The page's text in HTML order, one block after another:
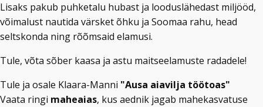
Lisaks pakub puhketalu hubast ja looduslähedast miljööd,
võimalust nautida värsket õhku ja Soomaa rahu, head
seltskonda ning rõõmsaid elamusi.
Tule, võta sõber kaasa ja astu maitseelamuste radadele!
Tule ja osale Klaara-Manni "Ausa aiavilja töötoas"
Vaata ringi maheaias, kus aednik jagab mahekasvatuse